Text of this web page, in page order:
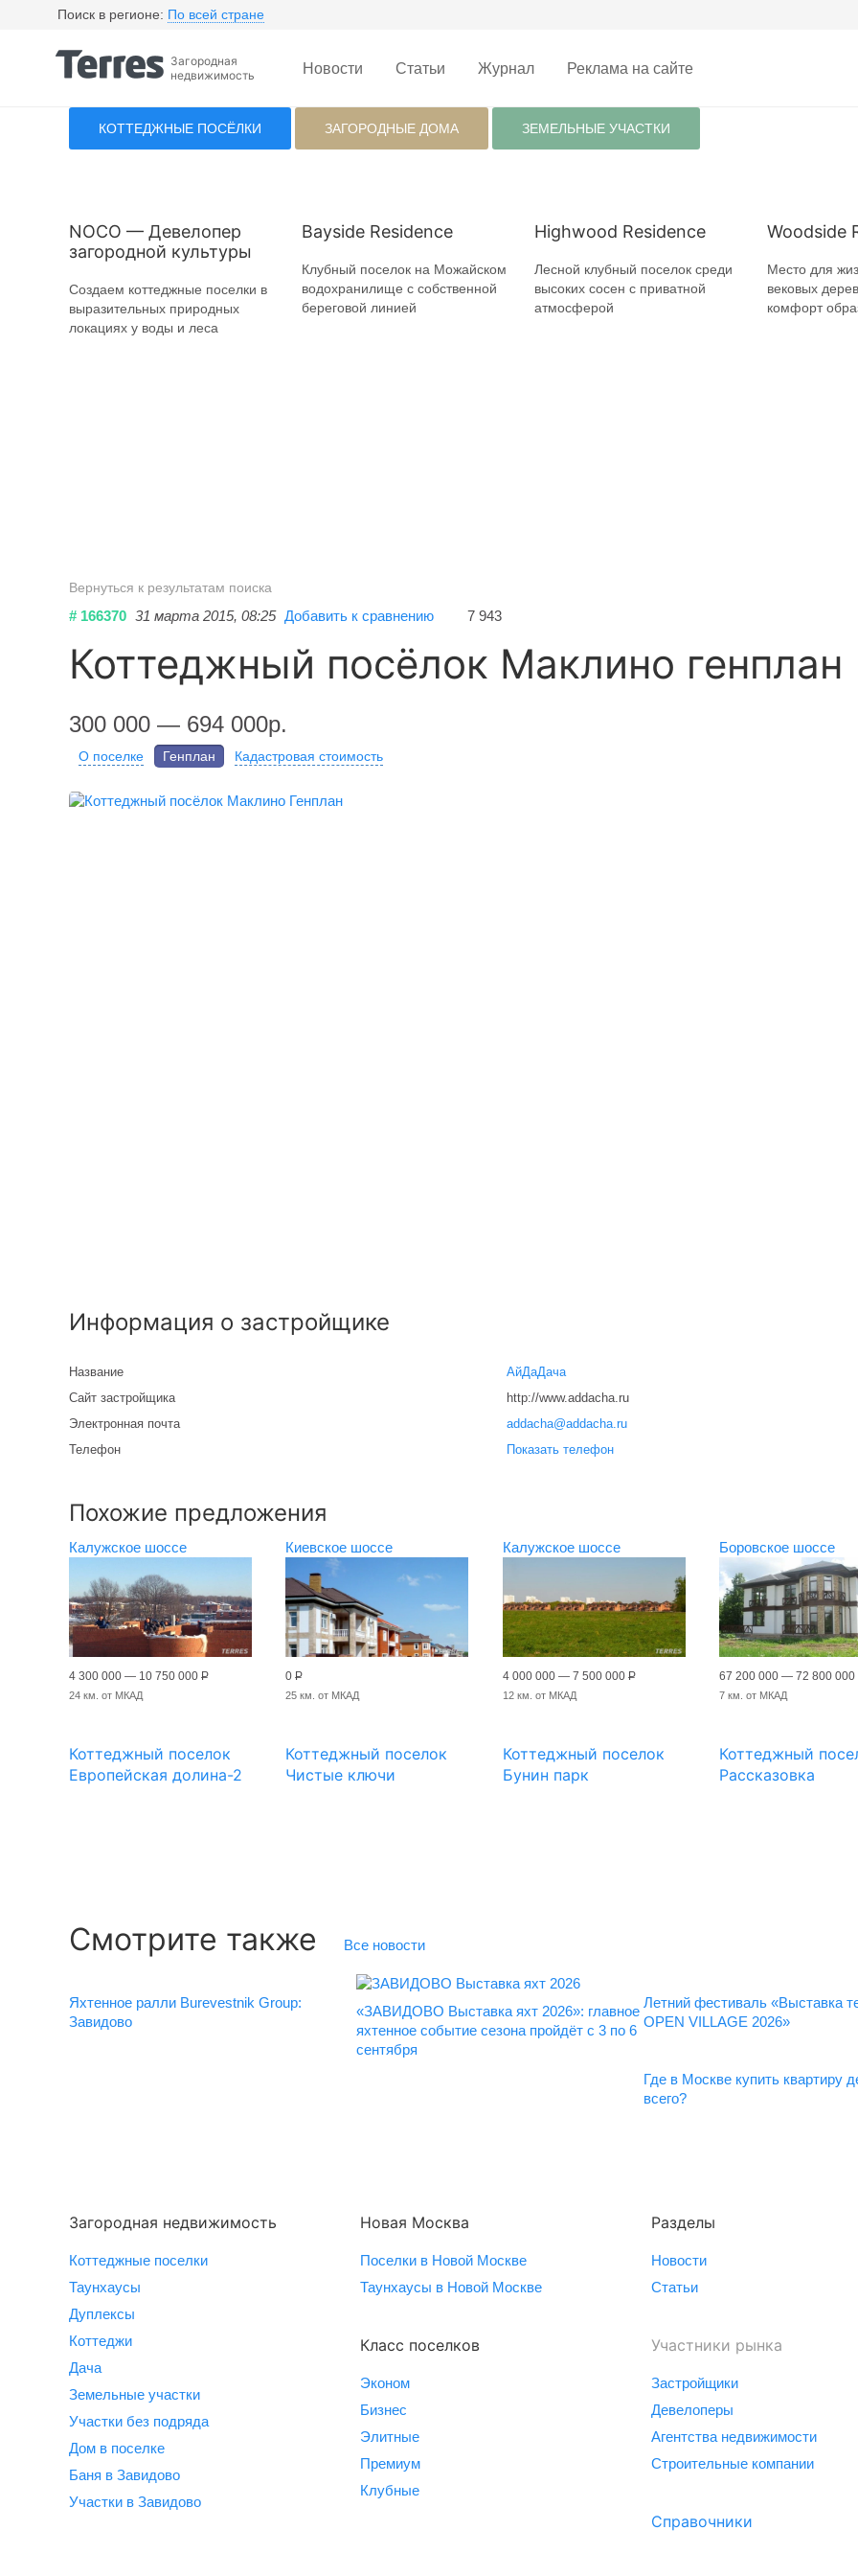
Поиск в регионе: По всей стране
Загородная
недвижимость
Новости Статьи Журнал Реклама на сайте
КОТТЕДЖНЫЕ ПОСЁЛКИ ЗАГОРОДНЫЕ ДОМА ЗЕМЕЛЬНЫЕ УЧАСТКИ
NOCO — Девелопер
загородной культуры
Создаем коттеджные поселки в
выразительных природных
локациях у воды и леса
Bayside Residence
Клубный поселок на Можайском
водохранилище с собственной
береговой линией
Highwood Residence
Лесной клубный поселок среди
высоких сосен с приватной
атмосферой
Woodside
Место для
вековых
комфорт
Вернуться к результатам поиска
# 166370 31 марта 2015, 08:25 Добавить к сравнению 7 943
Коттеджный посёлок Маклино генплан
300 000 — 694 000р.
О поселке Генплан Кадастровая стоимость
Информация о застройщике
Название
АйДаДача
Сайт застройщика
http://www.addacha.ru
Электронная почта
addacha@addacha.ru
Телефон
Показать телефон
Похожие предложения
Калужское шоссе
4 300 000 — 10 750 000 Р
24 км. от МКАД
Коттеджный поселок
Европейская долина-2
Киевское шоссе
0Р
25 км. от МКАД
Коттеджный поселок
Чистые ключи
Калужское шоссе
4 000 000 — 7 500 000 Р
12 км. от МКАД
Коттеджный поселок
Бунин парк
Боровское шоссе
67 200 000 — 72 800 000
7 км. от МКАД
Коттеджный
Рассказовка
Смотрите также Все новости
Яхтенное ралли Burevestnik Group:
Завидово
«ЗАВИДОВО Выставка яхт 2026»: главное
яхтенное событие сезона пройдёт с 3 по 6
сентября
Летний фестиваль «Выставка
OPEN VILLAGE 2026»
Где в Москве купить квартиру
всего?
Загородная недвижимость
Коттеджные поселки
Таунхаусы
Дуплексы
Коттеджи
Дача
Земельные участки
Участки без подряда
Дом в поселке
Баня в Завидово
Участки в Завидово
Новая Москва
Поселки в Новой Москве
Таунхаусы в Новой Москве
Класс поселков
Эконом
Бизнес
Элитные
Премиум
Клубные
Разделы
Новости
Статьи
Участники рынка
Застройщики
Девелоперы
Агентства недвижимости
Строительные компании
Справочники